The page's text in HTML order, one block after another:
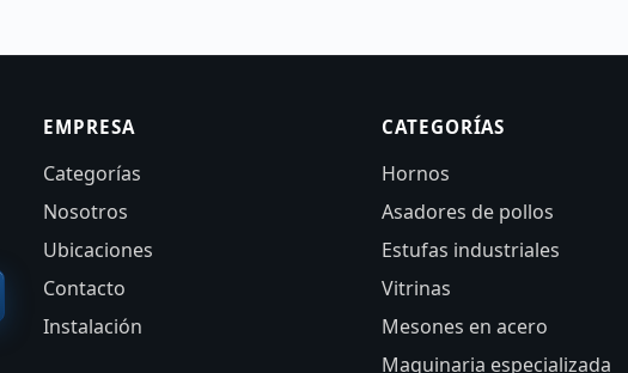
EMPRESA
Categorías
Nosotros
Ubicaciones
Contacto
Instalación
CATEGORÍAS
Hornos
Asadores de pollos
Estufas industriales
Vitrinas
Mesones en acero
Maquinaria especializada